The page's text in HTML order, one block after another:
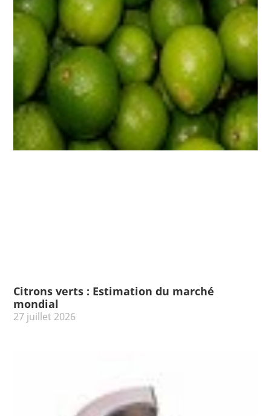
Citrons verts : Estimation du marché
mondial
27 juillet 2026